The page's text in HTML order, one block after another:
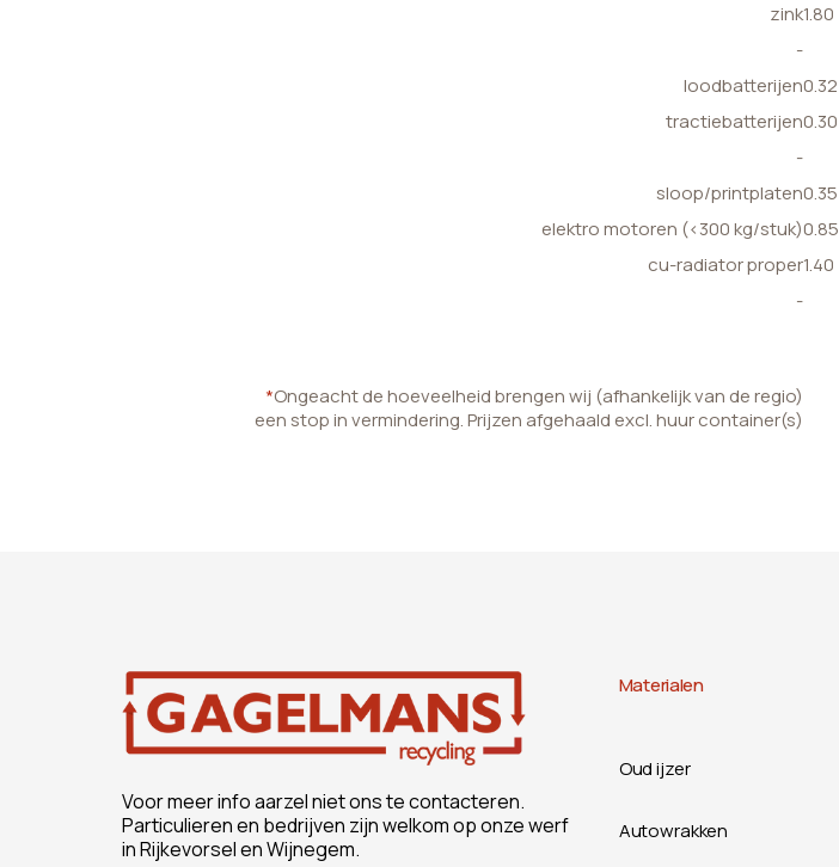
zink1.80
-
loodbatterijen0.32
tractiebatterijen0.30
-
sloop/printplaten0.35
elektro motoren (<300 kg/stuk)0.85
cu-radiator proper1.40
-
*Ongeacht de hoeveelheid brengen wij (afhankelijk van de regio)
een stop in vermindering. Prijzen afgehaald excl. huur container(s)
Voor meer info aarzel niet ons te contacteren.
Particulieren en bedrijven zijn welkom op onze werf
in Rijkevorsel en Wijnegem.
Materialen
Oud ijzer
Autowrakken